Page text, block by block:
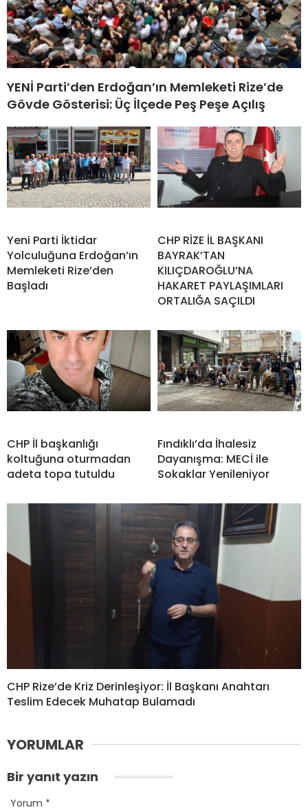
YENİ Parti’den Erdoğan’ın Memleketi Rize’de
Gövde Gösterisi: Üç İlçede Peş Peşe Açılış
Yeni Parti İktidar
Yolculuğuna Erdoğan’ın
Memleketi Rize’den
Başladı
CHP RİZE İL BAŞKANI
BAYRAK’TAN
KILIÇDAROĞLU’NA
HAKARET PAYLAŞIMLARI
ORTALIĞA SAÇILDI
CHP İl başkanlığı
koltuğuna oturmadan
adeta topa tutuldu
Fındıklı’da İhalesiz
Dayanışma: MECİ ile
Sokaklar Yenileniyor
CHP Rize’de Kriz Derinleşiyor: İl Başkanı Anahtarı
Teslim Edecek Muhatap Bulamadı
YORUMLAR
Bir yanıt yazın
Yorum *